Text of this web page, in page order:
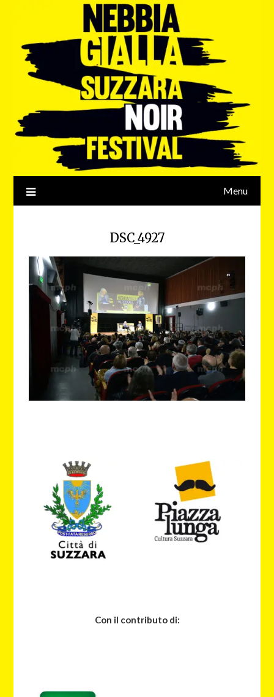
Menu
DSC_4927
Con il contributo di: